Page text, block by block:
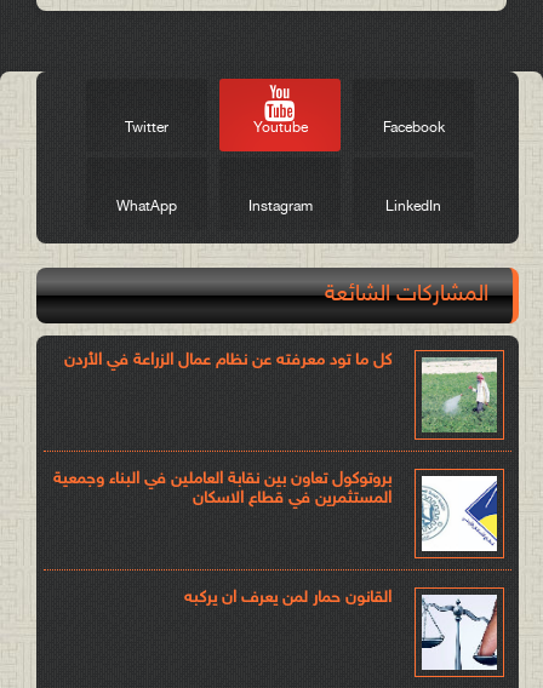
Facebook
Youtube
Twitter
LinkedIn
Instagram
WhatApp
المشاركات الشائعة
كل ما تود معرفته عن نظام عمال الزراعة في الأردن
بروتوكول تعاون بين نقابة العاملين في البناء وجمعية
المستثمرين في قطاع الاسكان
القانون حمار لمن يعرف ان يركبه